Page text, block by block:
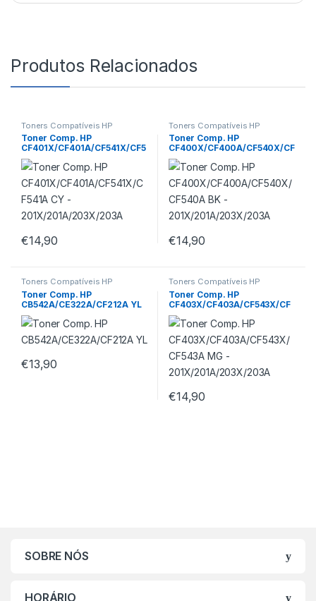
Produtos Relacionados
Toners Compatíveis HP
Toner Comp. HP
CF401X/CF401A/CF541X/CF5
41A CY –
201X/201A/203X/203A
€14,90
Toners Compatíveis HP
Toner Comp. HP
CF400X/CF400A/CF540X/CF
540A BK –
201X/201A/203X/203A
€14,90
Toners Compatíveis HP
Toner Comp. HP
CB542A/CE322A/CF212A YL
€13,90
Toners Compatíveis HP
Toner Comp. HP
CF403X/CF403A/CF543X/CF
543A MG –
201X/201A/203X/203A
€14,90
SOBRE NÓS
HORÁRIO